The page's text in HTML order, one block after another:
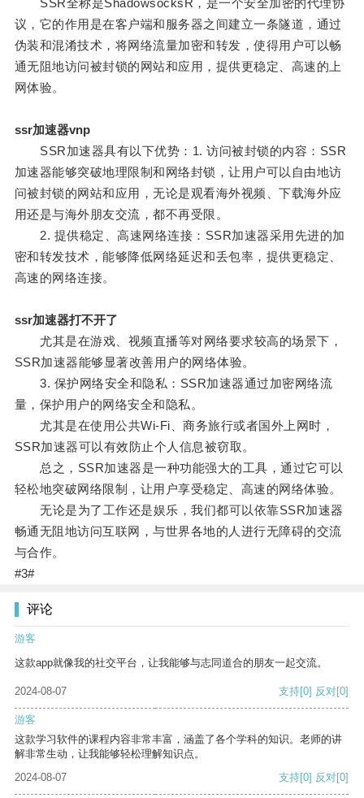
SSR全称是ShadowsocksR，是一个安全加密的代理协
议，它的作用是在客户端和服务器之间建立一条隧道，通过
伪装和混淆技术，将网络流量加密和转发，使得用户可以畅
通无阻地访问被封锁的网站和应用，提供更稳定、高速的上
网体验。
ssr加速器vnp
SSR加速器具有以下优势：1. 访问被封锁的内容：SSR
加速器能够突破地理限制和网络封锁，让用户可以自由地访
问被封锁的网站和应用，无论是观看海外视频、下载海外应
用还是与海外朋友交流，都不再受限。
2. 提供稳定、高速网络连接：SSR加速器采用先进的加
密和转发技术，能够降低网络延迟和丢包率，提供更稳定、
高速的网络连接。
ssr加速器打不开了
尤其是在游戏、视频直播等对网络要求较高的场景下，
SSR加速器能够显著改善用户的网络体验。
3. 保护网络安全和隐私：SSR加速器通过加密网络流
量，保护用户的网络安全和隐私。
尤其是在使用公共Wi-Fi、商务旅行或者国外上网时，
SSR加速器可以有效防止个人信息被窃取。
总之，SSR加速器是一种功能强大的工具，通过它可以
轻松地突破网络限制，让用户享受稳定、高速的网络体验。
无论是为了工作还是娱乐，我们都可以依靠SSR加速器
畅通无阻地访问互联网，与世界各地的人进行无障碍的交流
与合作。
#3#
评论
游客
这款app就像我的社交平台，让我能够与志同道合的朋友一起交流。
2024-08-07 支持[0] 反对[0]
游客
这款学习软件的课程内容非常丰富，涵盖了各个学科的知识。老师的讲
解非常生动，让我能够轻松理解知识点。
2024-08-07
支持[0] 反对[0]